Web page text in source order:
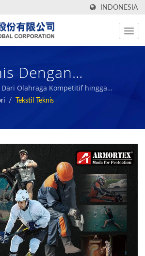
INDONESIA
Dengan
Pelindung. /
Polimer
Olahraga Kompetitif hingga
Liong - Produsen Komposit Busa
/ Tekstil Teknis